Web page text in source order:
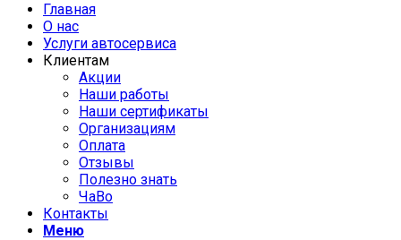
Главная
О нас
Услуги автосервиса
Клиентам
Акции
Наши работы
Наши сертификаты
Организациям
Оплата
Отзывы
Полезно знать
ЧаВо
Контакты
Меню